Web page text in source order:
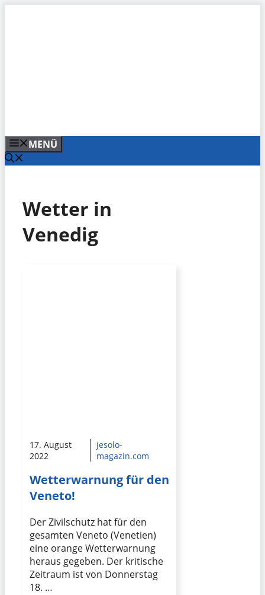
MENÜ
Wetter in
Venedig
17. August
2022
jesolo-
magazin.com
Wetterwarnung für den
Veneto!
Der Zivilschutz hat für den
gesamten Veneto (Venetien)
eine orange Wetterwarnung
heraus gegeben. Der kritische
Zeitraum ist von Donnerstag
18. …